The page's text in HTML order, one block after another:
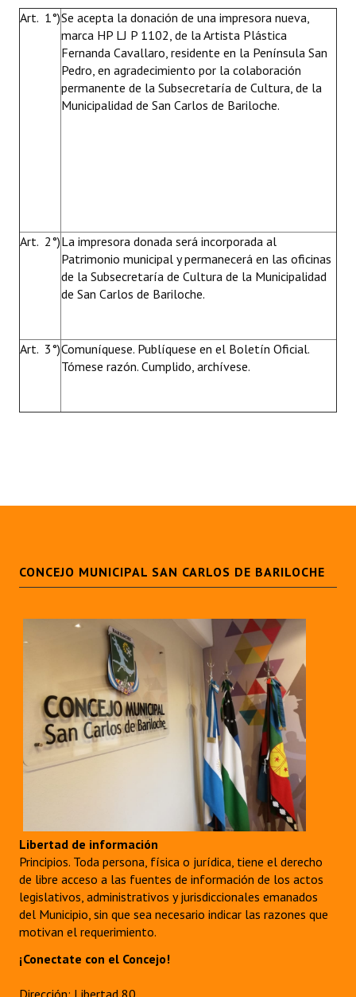
Reconocimientos - Registro
Bariloche, Municipio intercultural
Entrega de distinciones
REFORMA DE LA CARTA ORGÁNICA
Art. 1°)Se acepta la donación de una impresora nueva,
marca HP LJ P 1102, de la Artista Plástica
Fernanda Cavallaro, residente en la Península San
Pedro, en agradecimiento por la colaboración
permanente de la Subsecretaría de Cultura, de la
Municipalidad de San Carlos de Bariloche.
Art. 2°)La impresora donada será incorporada al
Patrimonio municipal y permanecerá en las oficinas
de la Subsecretaría de Cultura de la Municipalidad
de San Carlos de Bariloche.
Art. 3°)Comuníquese. Publíquese en el Boletín Oficial.
Tómese razón. Cumplido, archívese.
CONCEJO MUNICIPAL SAN CARLOS DE BARILOCHE
Libertad de información
Principios. Toda persona, física o jurídica, tiene el derecho
de libre acceso a las fuentes de información de los actos
legislativos, administrativos y jurisdiccionales emanados
del Municipio, sin que sea necesario indicar las razones que
motivan el requerimiento.
¡Conectate con el Concejo!
Dirección: Libertad 80